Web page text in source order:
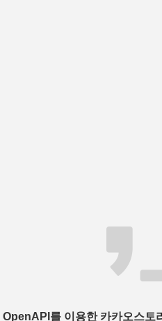
OpenAPI를 이용한 카카오스토